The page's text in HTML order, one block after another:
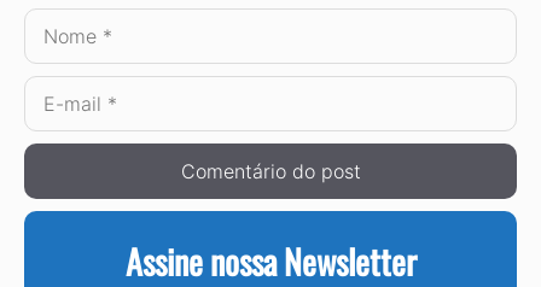
Nome
E-
mail
Assine nossa Newsletter